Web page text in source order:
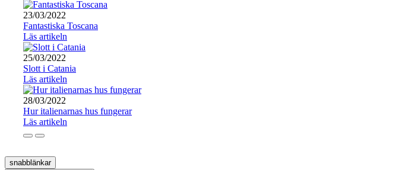
23/03/2022
Fantastiska Toscana
Läs artikeln
25/03/2022
Slott i Catania
Läs artikeln
28/03/2022
Hur italienarnas hus fungerar
Läs artikeln
snabblänkar